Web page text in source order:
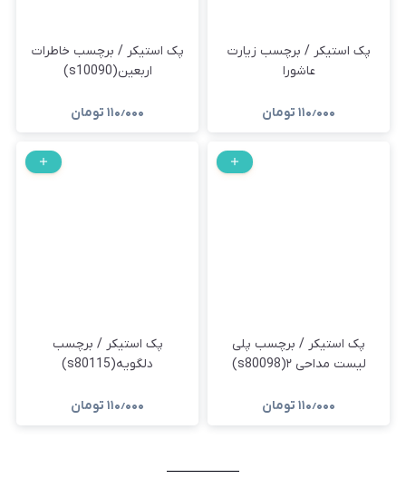
پک استیکر / برچسب زیارت
عاشورا
۱۱۰٫۰۰۰ تومان
پک استیکر / برچسب خاطرات
اربعین(s10090)
۱۱۰٫۰۰۰ تومان
پک استیکر / برچسب پلی
لیست مداحی ۲(s80098)
۱۱۰٫۰۰۰ تومان
پک استیکر / برچسب
دلگویه(s80115)
۱۱۰٫۰۰۰ تومان